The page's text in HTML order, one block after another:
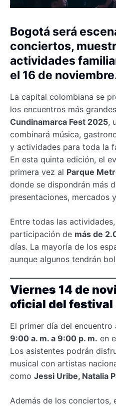
Bogotá será
conciertos,
actividades
el 16 de
La capital colombiana se
los encuentros más
Cundinamarca Fest 2025,
combinará música,
y actividades para toda la
En esta quinta edición, el
primera vez al Parque
donde se dispondrán más
presentaciones, mercados
Entre todas las
participación de más de
días. La mayoría de los
aunque algunos tendrán
Viernes 14 de
oficial del festival
El primer día del
9:00 a. m. a 9:00 p. m. en
Los asistentes podrán
musical con artistas
como Jessi Uribe, Natalia
Además de los conciertos,